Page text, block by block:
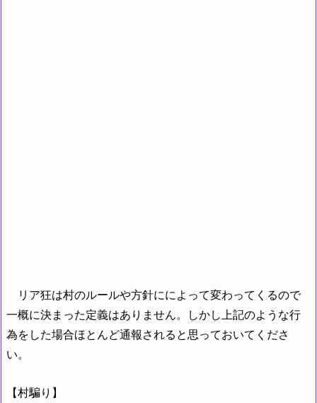
リア狂は村のルールや方針にによって変わってくるので
一概に決まった定義はありません。しかし上記のような行
為をした場合ほとんど通報されると思っておいてくださ
い。
【村騙り】